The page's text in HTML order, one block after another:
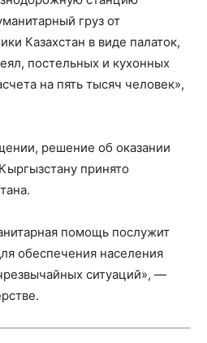
груз от
Казахстан в виде палаток,
постельных и кухонных
на пять тысяч человек»,
решение об оказании
принято
помощь послужит
обеспечения населения
ситуаций», —